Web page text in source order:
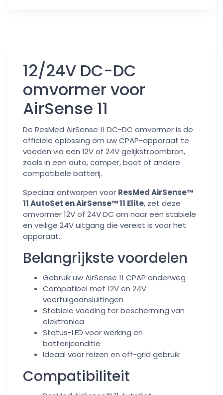
12/24V DC-DC
omvormer voor
AirSense 11
De ResMed AirSense 11 DC-DC omvormer is de
officiële oplossing om uw CPAP-apparaat te
voeden via een 12V of 24V gelijkstroombron,
zoals in een auto, camper, boot of andere
compatibele batterij.
Speciaal ontworpen voor ResMed AirSense™
11 AutoSet en AirSense™ 11 Elite, zet deze
omvormer 12V of 24V DC om naar een stabiele
en veilige 24V uitgang die vereist is voor het
apparaat.
Belangrijkste voordelen
Gebruik uw AirSense 11 CPAP onderweg
Compatibel met 12V en 24V
voertuigaansluitingen
Stabiele voeding ter bescherming van
elektronica
Status-LED voor werking en
batterijconditie
Ideaal voor reizen en off-grid gebruik
Compatibiliteit